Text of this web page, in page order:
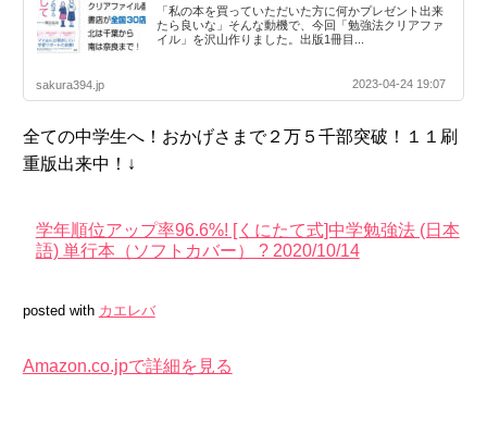
「私の本を買っていただいた方に何かプレゼント出来
たら良いな」そんな動機で、今回「勉強法クリアファ
イル」を沢山作りました。出版1冊目...
sakura394.jp 2023-04-24 19:07
全ての中学生へ！おかげさまで２万５千部突破！１１刷
重版出来中！↓
学年順位アップ率96.6%! [くにたて式]中学勉強法 (日本
語) 単行本（ソフトカバー） ? 2020/10/14
posted with カエレバ
Amazon.co.jpで詳細を見る